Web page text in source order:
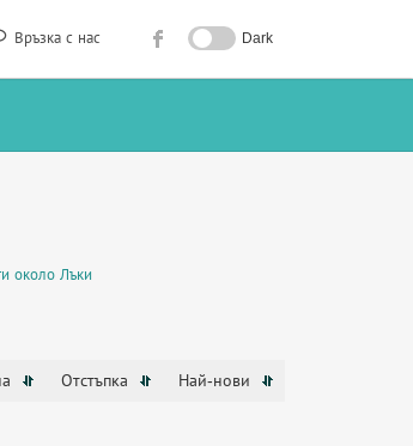
Връзка с нас Dark
около Лъки
Отстъпка Най-нови